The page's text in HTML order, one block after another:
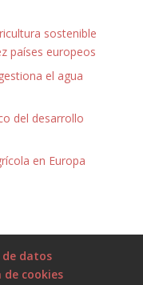
sostenible
países europeos
el agua
del desarrollo
en Europa
de datos
de cookies